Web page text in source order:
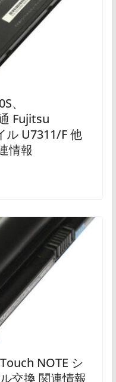
、
Fujitsu
ル U7311/F 他
情報
NOTE シ
交換 関連情報